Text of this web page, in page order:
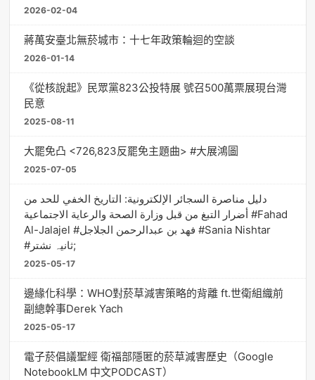
2026-02-04
蔣萬安臺北無菸城市：十七年政策輪迴的空談
2026-01-14
《從核說起》民眾黨823公投特展 號召500萬票展現台灣
民意
2025-08-11
大罷免凸 <726,823反罷免主題曲> #大展鴻圖
2025-07-05
دليل مناصرة السجائر الإلكترونية: التاريخ الخفي للحد من
أضرار التبغ من قبل وزارة الصحة والرعاية الاجتماعية #Fahad
Al-Jalajel #فهد بن عبدالرحمن الجلاجل #Sania Nishtar
#ثانیہ نشتر;
2025-05-17
邊緣化科學：WHO對菸草減害策略的背離 ft.世衛組織前
副總幹事Derek Yach
2025-05-17
電子菸倡議聖經 衛福部隱匿的菸草減害歷史（Google
NotebookLM 中文PODCAST）